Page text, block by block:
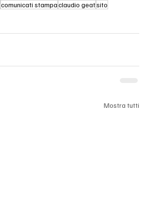
comunicati stampaclaudio geatsito
Mostra tutti